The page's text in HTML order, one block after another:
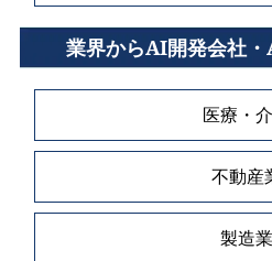
業界からAI開発会社
医療・
不動産
製造業